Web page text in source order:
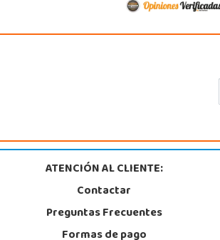
ATENCIÓN AL CLIENTE:
Contactar
Preguntas Frecuentes